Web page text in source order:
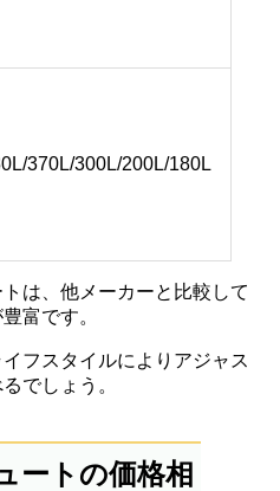
370L/300L/200L/180L
は、他メーカーと比較して
富です。
フスタイルによりアジャス
でしょう。
ートの価格相